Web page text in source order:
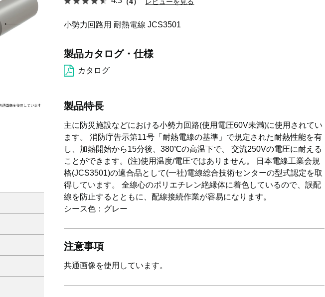
小勢力回路用 耐熱電線 JCS3501
製品カタログ・仕様
カタログ
製品特長
主に防災施設などにおける小勢力回路(使用電圧60V未満)に使用されてい
ます。 消防庁告示第11号「耐熱電線の基準」で規定された耐熱性能を有
し、加熱開始から15分後、380℃の高温下で、 交流250Vの電圧に耐える
ことができます。(注)使用温度/電圧ではありません。 日本電線工業会規
格(JCS3501)の適合品として(一社)電線総合技術センターの型式認定を取
得しています。 全線心のポリエチレン絶縁体に着色しているので、誤配
線を防止するとともに、配線接続作業が容易になります。
シース色：グレー
注意事項
共通画像を使用しています。